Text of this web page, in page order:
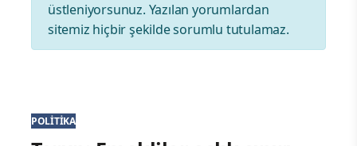
üstleniyorsunuz. Yazılan yorumlardan
sitemiz hiçbir şekilde sorumlu tutulamaz.
POLITIKA